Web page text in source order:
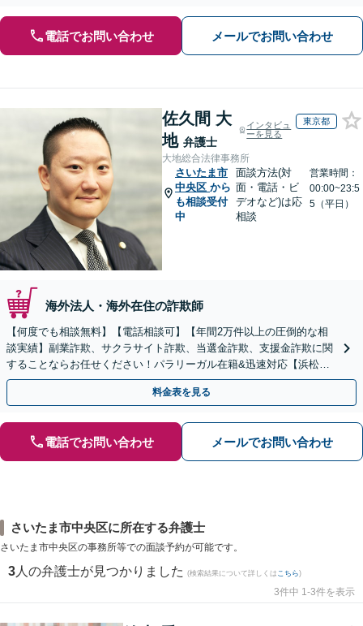
電話でお問い合わせ メールでお問い合わせ
佐久間 大
地 弁護士
インタビュ
ーを見る
東京都
大地総合法律事務所
さいたま市
中央区 から
も相談受付
中
面談方法(対
面・電話・ビ
デオなど)は応
相談
営業時間：
00:00~23:5
5（平日）
海外法人・海外在住の詐欺師
【何度でも相談無料】【電話相談可】【年間2万件以上の圧倒的な相
談実績】副業詐欺、サクラサイト詐欺、当選金詐欺、支援金詐欺に関
することならお任せください！パラリーガル在籍&迅速対応【浜松町
駅1分】※結婚詐欺・ロマンス詐欺に関するご相談はお断り
料金表を見る
電話でお問い合わせ メールでお問い合わせ
さいたま市中央区に所在する弁護士
さいたま市中央区の事務所等での面談予約が可能です。
3 人の弁護士が見つかりました (検索結果について詳しくは こちら)
3件中 1-3件を表示